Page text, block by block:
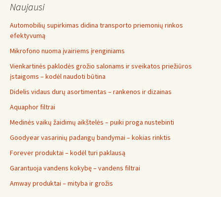
Naujausi
Automobilių supirkimas didina transporto priemonių rinkos
efektyvumą
Mikrofono nuoma įvairiems įrenginiams
Vienkartinės paklodės grožio salonams ir sveikatos priežiūros
įstaigoms – kodėl naudoti būtina
Didelis vidaus durų asortimentas – rankenos ir dizainas
Aquaphor filtrai
Medinės vaikų žaidimų aikštelės – puiki proga nustebinti
Goodyear vasarinių padangų bandymai – kokias rinktis
Forever produktai – kodėl turi paklausą
Garantuoja vandens kokybę – vandens filtrai
Amway produktai – mityba ir grožis